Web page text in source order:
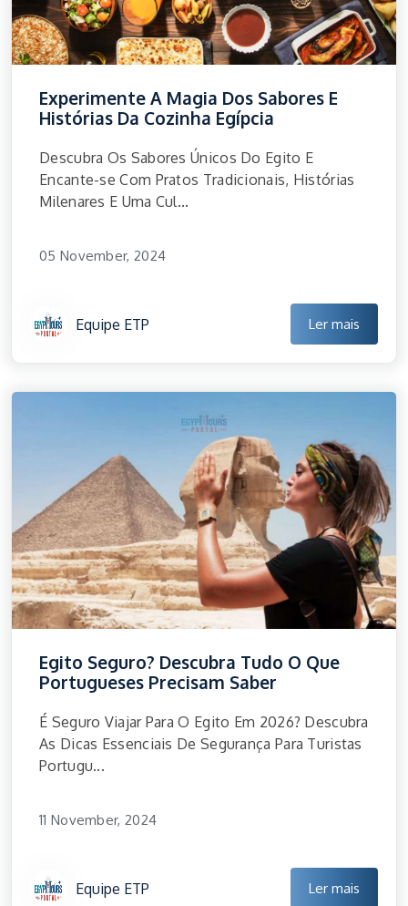
Experimente A Magia Dos Sabores E
Histórias Da Cozinha Egípcia
Descubra Os Sabores Únicos Do Egito E
Encante-se Com Pratos Tradicionais, Histórias
Milenares E Uma Cul...
05 November, 2024
Equipe ETP Ler mais
Egito Seguro? Descubra Tudo O Que
Portugueses Precisam Saber
É Seguro Viajar Para O Egito Em 2026? Descubra
As Dicas Essenciais De Segurança Para Turistas
Portugu...
11 November, 2024
Equipe ETP Ler mais